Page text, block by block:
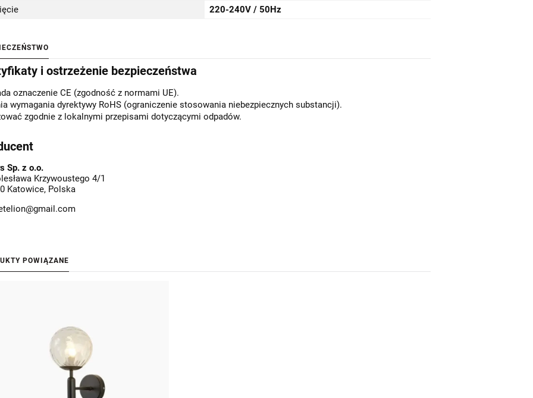
220-240V / 50Hz
i ostrzeżenie bezpieczeństwa
oznaczenie CE (zgodność z normami UE).
wymagania dyrektywy RoHS (ograniczenie stosowania niebezpiecznych substancji).
zgodnie z lokalnymi przepisami dotyczącymi odpadów.
Sp. z o.o.
Krzywoustego 4/1
Katowice, Polska
POWIĄZANE